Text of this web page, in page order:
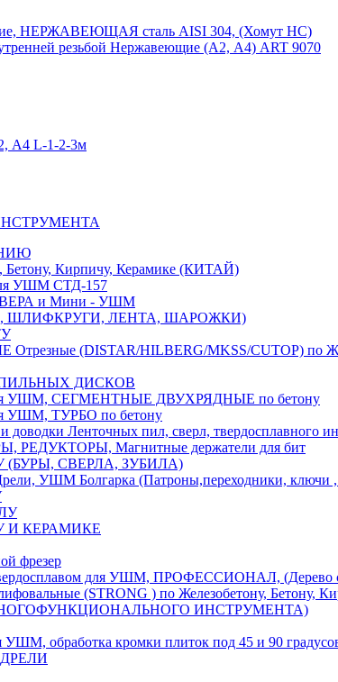
НЕРЖАВЕЮЩАЯ сталь AISI 304, (Хомут НС)
резьбой Нержавеющие (А2, А4) ART 9070
L-1-2-3м
Кирпичу, Керамике (КИТАЙ)
УШМ СТД-157
и Мини - УШМ
ШЛИФКРУГИ, ЛЕНТА, ШАРОЖКИ)
(DISTAR/HILBERG/MKSS/CUTOP) по
ДИСКОВ
СЕГМЕНТНЫЕ ДВУХРЯДНЫЕ по бетону
ТУРБО по бетону
Ленточных пил, сверл, твердосплавного
Магнитные держатели для бит
(БУРЫ, СВЕРЛА, ЗУБИЛА)
УШМ Болгарка (Патроны,переходники, ключи ,
И КЕРАМИКЕ
фрезер
для УШМ, ПРОФЕССИОНАЛ, (Дерево с
(STRONG ) по Железобетону, Бетону,
ИНСТРУМЕНТА)
кромки плиток под 45 и 90 градусов, из